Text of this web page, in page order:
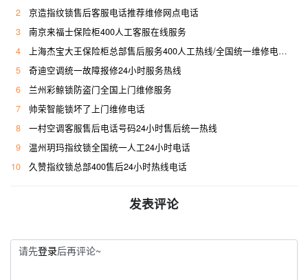
2
京造指纹锁售后客服电话推荐维修网点电话
3
南京来福士保险柜400人工客服在线服务
4
上海杰宝大王保险柜总部售后服务400人工热线/全国统一维修电话是多少
5
奇迪空调统一故障报修24小时服务热线
6
兰州彩鲸锁防盗门全国上门维修服务
7
帅荣智能锁坏了上门维修电话
8
一村空调客服售后电话号码24小时售后统一热线
9
温州玥玛指纹锁全国统一人工24小时电话
10
久赞指纹锁总部400售后24小时热线电话
发表评论
请先登录后再评论~